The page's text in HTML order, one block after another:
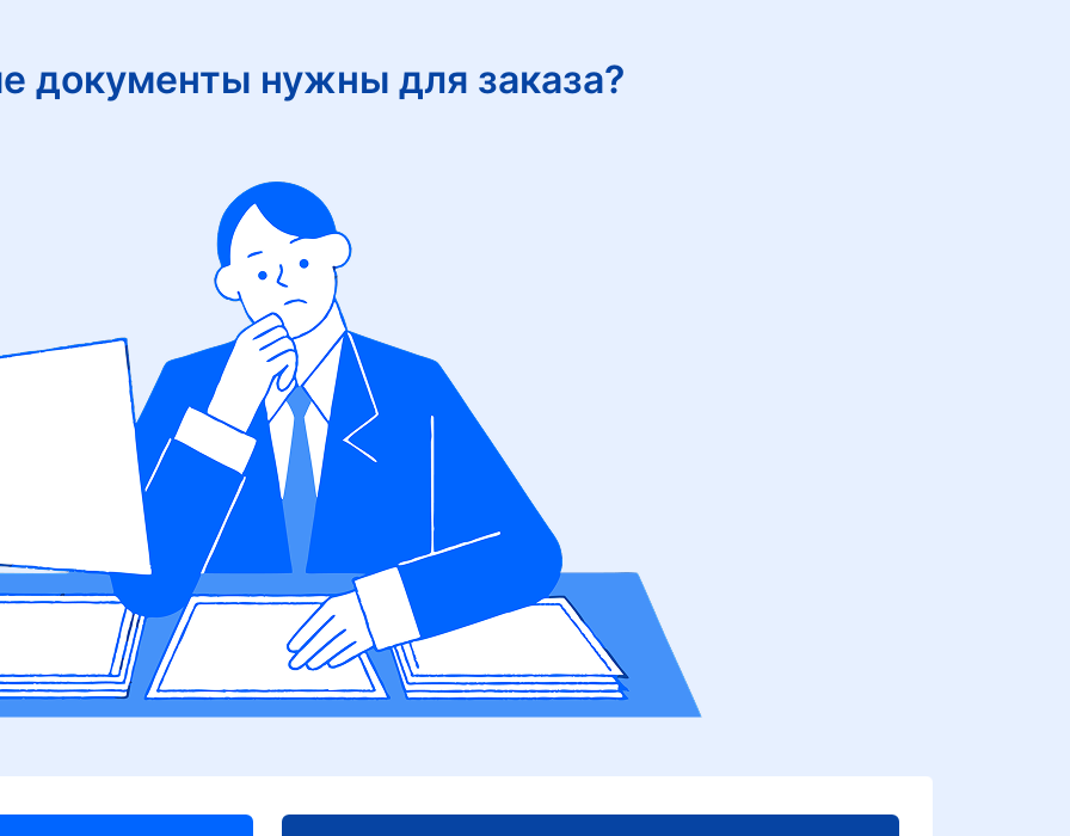
документы нужны для заказа?